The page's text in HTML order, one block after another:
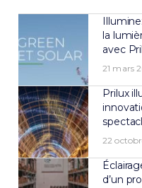
la
avec
21 mars
Prilux
22
d’un